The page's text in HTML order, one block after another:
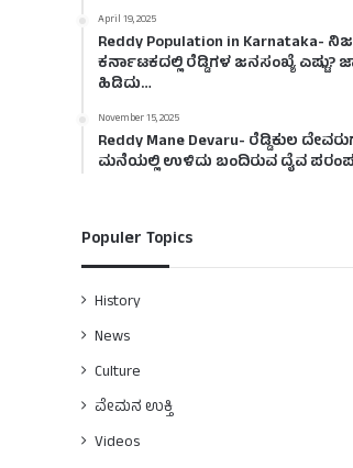
April 19, 2025
Reddy Population in Karnataka-
ಕರ್ನಾಟಕದಲ್ಲಿ ರೆಡ್ಡಿಗಳ ಜನಸಂಖ್ಯೆ ಎಷ್ಟು?
ಹಿಡಿದು…
November 15, 2025
Reddy Mane Devaru- ರೆಡ್ಡಿಕುಲ
ಮನೆಯಲ್ಲಿ ಉಳಿದು ಬಂದಿರುವ ದೈವ
Populer Topics
History
News
Culture
ವೇಮನ ಉಕ್ತಿ
Videos